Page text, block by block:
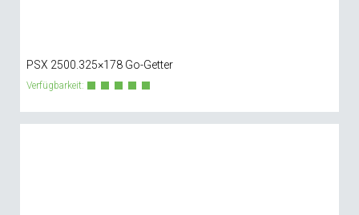
PSX 2500.325×178 Go-Getter
Verfügbarkeit: